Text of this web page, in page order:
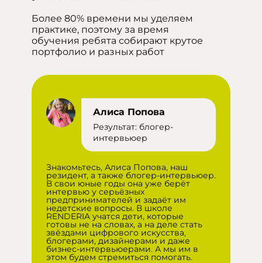
Более 80% времени мы уделяем
практике, поэтому за время
обучения ребята собирают крутое
портфолио и разных работ
Алиса Попова
Результат: блогер-
интервьюер
Знакомьтесь, Алиса Попова, наш
резидент, а также блогер-интервьюер.
В свои юные годы она уже берёт
интервью у серьёзных
предпринимателей и задаёт им
недетские вопросы. В школе
RENDERIA учатся дети, которые
готовы не на словах, а на деле стать
звёздами цифрового искусства,
блогерами, дизайнерами и даже
бизнес-интервьюерами. А мы им в
этом будем стремиться помогать.